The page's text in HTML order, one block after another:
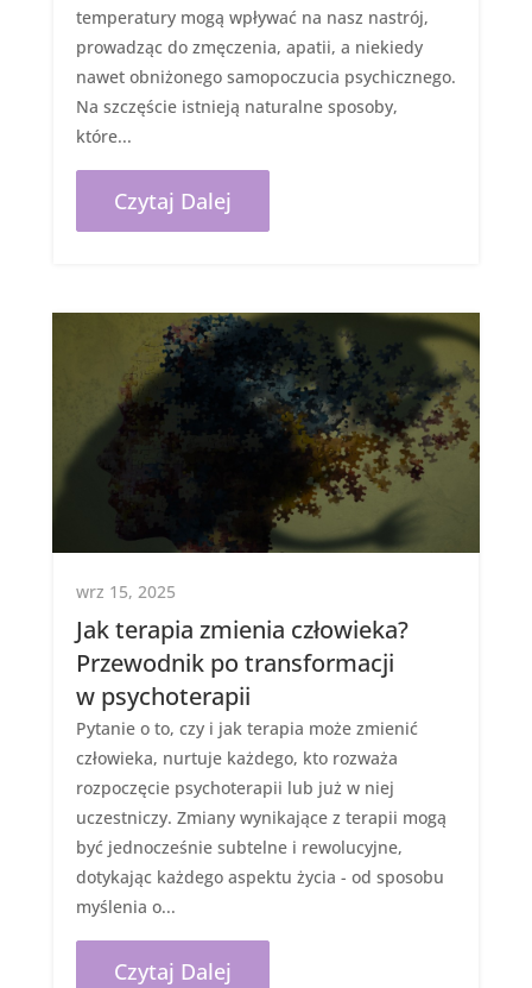
temperatury mogą wpływać na nasz nastrój,
prowadząc do zmęczenia, apatii, a niekiedy
nawet obniżonego samopoczucia psychicznego.
Na szczęście istnieją naturalne sposoby,
które...
Czytaj Dalej
Jak terapia zmienia człowieka?
Przewodnik po transformacji
w psychoterapii
wrz 15, 2025
Pytanie o to, czy i jak terapia może zmienić
człowieka, nurtuje każdego, kto rozważa
rozpoczęcie psychoterapii lub już w niej
uczestniczy. Zmiany wynikające z terapii mogą
być jednocześnie subtelne i rewolucyjne,
dotykając każdego aspektu życia - od sposobu
myślenia o...
Czytaj Dalej